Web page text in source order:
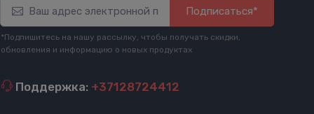
Подписаться*
*Подпишитесь на нашу рассылку, чтобы получать скидки,
обновления и информацию о новых продуктах
Поддержка: +37128724412